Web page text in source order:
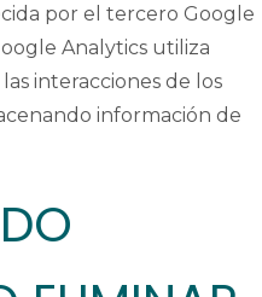
por el tercero Google
Analytics utiliza
interacciones de los
información de